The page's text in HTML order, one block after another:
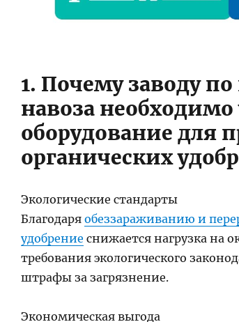
1. Почему заводу по
навоза
оборудование для
органических
Экологические стандарты
Благодаря обеззараживанию и
удобрение снижается нагрузка на
требования экологического
штрафы за загрязнение.
Экономическая выгода